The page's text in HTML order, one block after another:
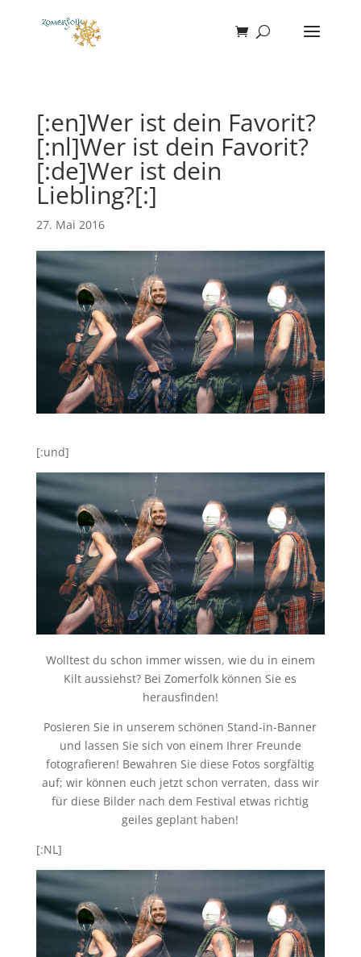
[:en]Wer ist dein Favorit?
[:nl]Wer ist dein Favorit?
[:de]Wer ist dein
Liebling?[:]
27. Mai 2016
[:und]
Wolltest du schon immer wissen, wie du in einem
Kilt aussiehst? Bei Zomerfolk können Sie es
herausfinden!
Posieren Sie in unserem schönen Stand-in-Banner
und lassen Sie sich von einem Ihrer Freunde
fotografieren! Bewahren Sie diese Fotos sorgfältig
auf; wir können euch jetzt schon verraten, dass wir
für diese Bilder nach dem Festival etwas richtig
geiles geplant haben!
[:NL]